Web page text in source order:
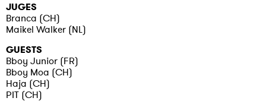
JUGES
Branca (CH)
Maikel Walker (NL)
GUESTS
Bboy Junior (FR)
Bboy Moa (CH)
Haja (CH)
PIT (CH)